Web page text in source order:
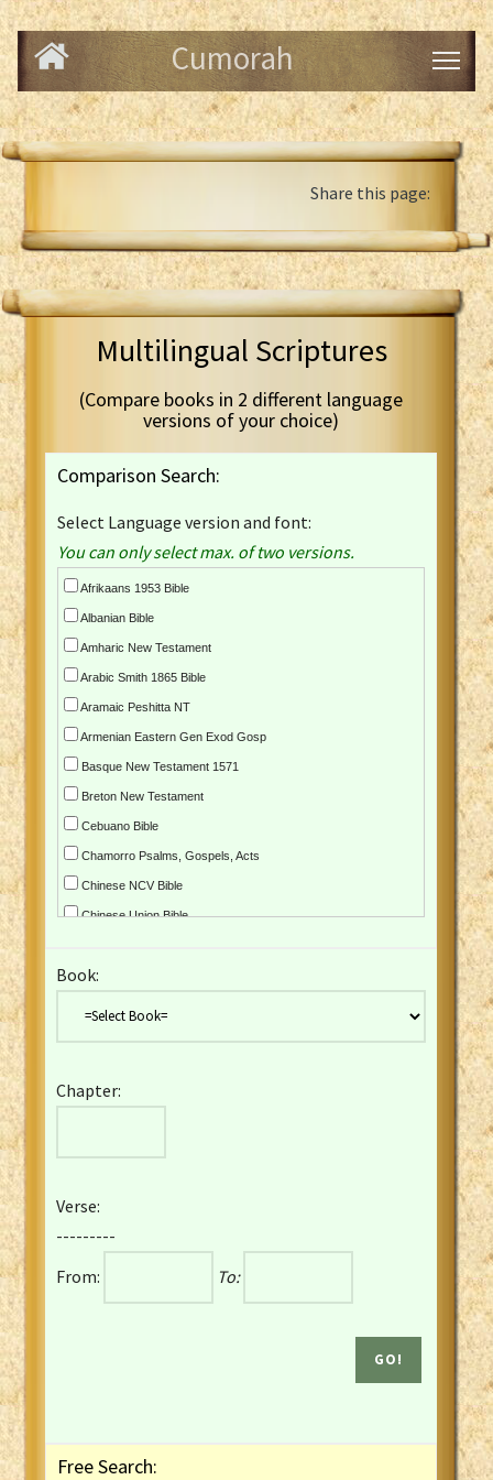
Cumorah
Share this page:
Multilingual Scriptures
(Compare books in 2 different language
versions of your choice)
Comparison Search:
Select Language version and font:
You can only select max. of two versions.
Afrikaans 1953 Bible
Albanian Bible
Amharic New Testament
Arabic Smith 1865 Bible
Aramaic Peshitta NT
Armenian Eastern Gen Exod Gosp
Basque New Testament 1571
Breton New Testament
Cebuano Bible
Chamorro Psalms, Gospels, Acts
Chinese NCV Bible
Chinese Union Bible
Czech Kralicka Bible
English YLT 1898 Bible
French Darby Bible
French Louis Segond Bible
Gaelic (Manx) Selections
Gaelic (Scottish) Mark
Book:
Chapter:
Verse:
---------
From:
To:
Free Search: